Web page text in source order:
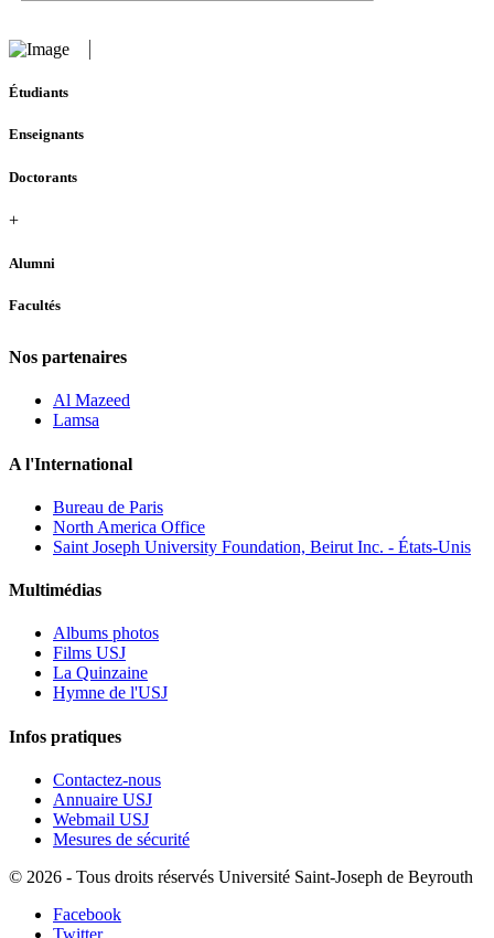
Étudiants
Enseignants
Doctorants
+
Alumni
Facultés
Nos partenaires
Al Mazeed
Lamsa
A l'International
Bureau de Paris
North America Office
Saint Joseph University Foundation, Beirut Inc. - États-Unis
Multimédias
Albums photos
Films USJ
La Quinzaine
Hymne de l'USJ
Infos pratiques
Contactez-nous
Annuaire USJ
Webmail USJ
Mesures de sécurité
© 2026 - Tous droits réservés Université Saint-Joseph de Beyrouth
Facebook
Twitter